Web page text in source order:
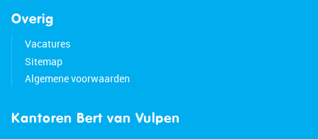
Overig
Vacatures
Sitemap
Algemene voorwaarden
Kantoren Bert van Vulpen